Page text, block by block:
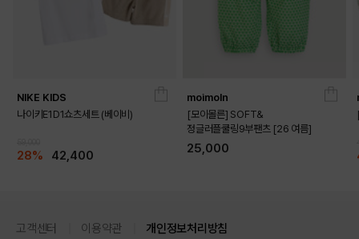
NIKE KIDS
나이키E1D1쇼츠세트 (베이비)
28% 42,400
moimoln
[모이몰른] SOFT&
정글러플쿨링9부팬츠 [26 여름]
25,000
고객센터 이용약관 개인정보처리방침